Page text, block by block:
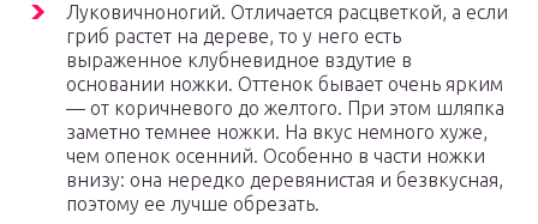
Луковичноногий. Отличается расцветкой, а если
гриб растет на дереве, то у него есть
выраженное клубневидное вздутие в
основании ножки. Оттенок бывает очень ярким
— от коричневого до желтого. При этом шляпка
заметно темнее ножки. На вкус немного хуже,
чем опенок осенний. Особенно в части ножки
внизу: она нередко деревянистая и безвкусная,
поэтому ее лучше обрезать.